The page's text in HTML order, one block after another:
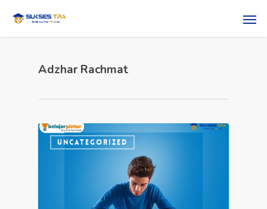
Adzhar Rachmat
UNCATEGORIZED